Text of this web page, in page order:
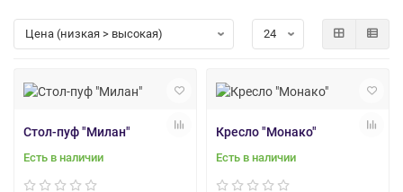
Стол-пуф "Милан"
Есть в наличии
Кресло "Монако"
Есть в наличии